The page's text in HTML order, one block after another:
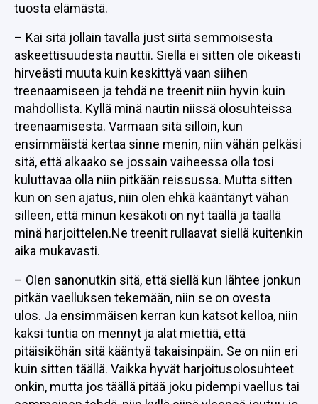
tuosta elämästä.
– Kai sitä jollain tavalla just siitä semmoisesta
askeettisuudesta nauttii. Siellä ei sitten ole oikeasti
hirveästi muuta kuin keskittyä vaan siihen
treenaamiseen ja tehdä ne treenit niin hyvin kuin
mahdollista. Kyllä minä nautin niissä olosuhteissa
treenaamisesta. Varmaan sitä silloin, kun
ensimmäistä kertaa sinne menin, niin vähän pelkäsi
sitä, että alkaako se jossain vaiheessa olla tosi
kuluttavaa olla niin pitkään reissussa. Mutta sitten
kun on sen ajatus, niin olen ehkä kääntänyt vähän
silleen, että minun kesäkoti on nyt täällä ja täällä
minä harjoittelen.Ne treenit rullaavat siellä kuitenkin
aika mukavasti.
– Olen sanonutkin sitä, että siellä kun lähtee jonkun
pitkän vaelluksen tekemään, niin se on ovesta
ulos. Ja ensimmäisen kerran kun katsot kelloa, niin
kaksi tuntia on mennyt ja alat miettiä, että
pitäisiköhän sitä kääntyä takaisinpäin. Se on niin eri
kuin sitten täällä. Vaikka hyvät harjoitusolosuhteet
onkin, mutta jos täällä pitää joku pidempi vaellus tai